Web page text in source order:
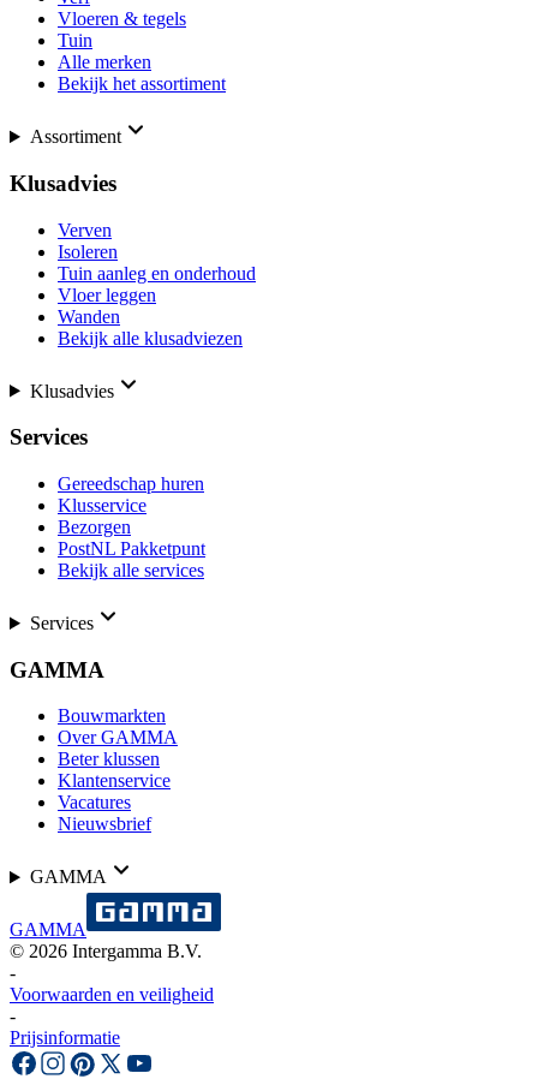
Vloeren & tegels
Tuin
Alle merken
Bekijk het assortiment
Assortiment
Klusadvies
Verven
Isoleren
Tuin aanleg en onderhoud
Vloer leggen
Wanden
Bekijk alle klusadviezen
Klusadvies
Services
Gereedschap huren
Klusservice
Bezorgen
PostNL Pakketpunt
Bekijk alle services
Services
GAMMA
Bouwmarkten
Over GAMMA
Beter klussen
Klantenservice
Vacatures
Nieuwsbrief
GAMMA
GAMMA
© 2026 Intergamma B.V.
-
Voorwaarden en veiligheid
-
Prijsinformatie